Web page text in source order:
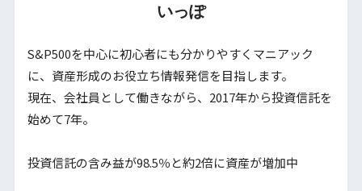
いっぽ
S&P500を中心に初心者にも分かりやすくマニアック
に、資産形成のお役立ち情報発信を目指します。
現在、会社員として働きながら、2017年から投資信託を
始めて7年。
投資信託の含み益が98.5％と約2倍に資産が増加中